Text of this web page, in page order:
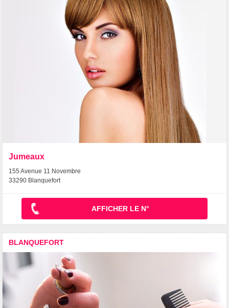
Jumeaux
155 Avenue 11 Novembre
33290 Blanquefort
AFFICHER LE N°
BLANQUEFORT